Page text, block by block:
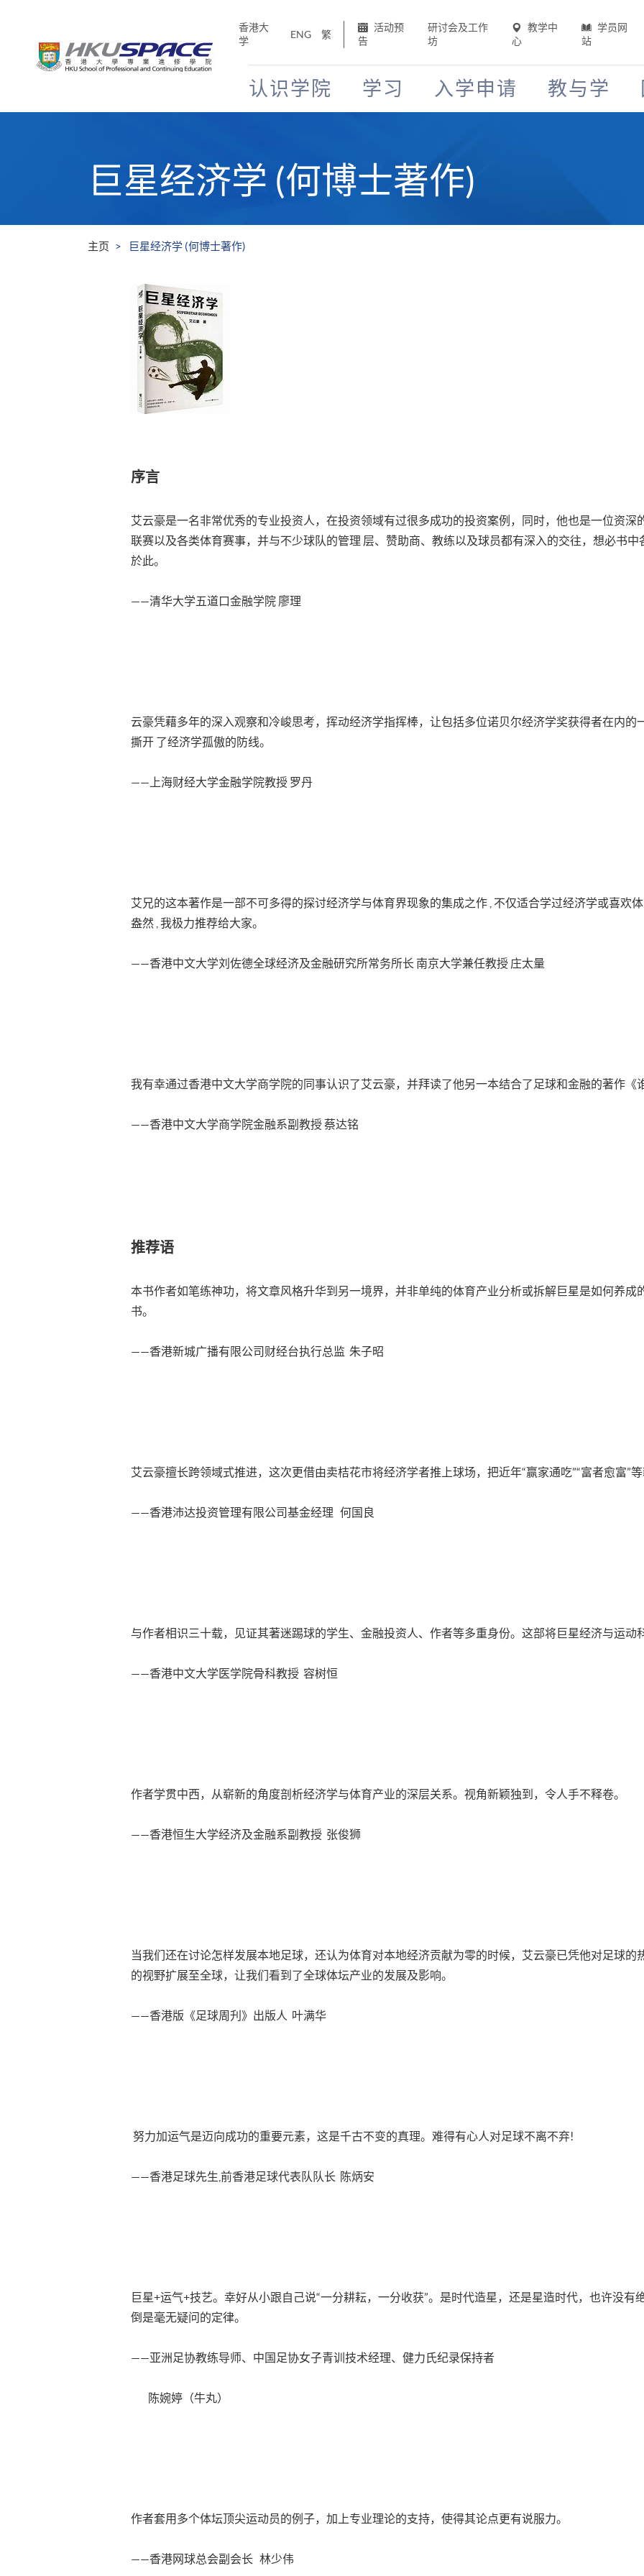
香港大
学
ENG 繁
活动预
告
研讨会及工作
坊
教学中
心
学员网
站
认识学院 学习 入学申请 教与学
巨星经济学 (何博士著作)
主页 巨星经济学 (何博士著作)
序言
艾云豪是一名非常优秀的专业投资人，在投资领域有过很多成功的投资案例，同时，他也是一位资深
联赛以及各类体育赛事，并与不少球队的管理 层、赞助商、教练以及球员都有深入的交往，想必书
於此。
——清华大学五道口金融学院 廖理
云豪凭藉多年的深入观察和冷峻思考，挥动经济学指挥棒，让包括多位诺贝尔经济学奖获得者在内的
撕开 了经济学孤傲的防线。
——上海财经大学金融学院教授 罗丹
艾兄的这本著作是一部不可多得的探讨经济学与体育界现象的集成之作 , 不仅适合学过经济学或喜欢
盎然 , 我极力推荐给大家。
——香港中文大学刘佐德全球经济及金融研究所常务所长 南京大学兼任教授 庄太量
我有幸通过香港中文大学商学院的同事认识了艾云豪，并拜读了他另一本结合了足球和金融的著作《
——香港中文大学商学院金融系副教授 蔡达铭
推荐语
本书作者如笔练神功，将文章风格升华到另一境界，并非单纯的体育产业分析或拆解巨星是如何养成
书。
——香港新城广播有限公司财经台执行总监 朱子昭
艾云豪擅长跨领域式推进，这次更借由卖桔花市将经济学者推上球场，把近年“赢家通吃”“富者愈富”等
——香港沛达投资管理有限公司基金经理 何国良
与作者相识三十载，见证其著迷踢球的学生、金融投资人、作者等多重身份。这部将巨星经济与运动
——香港中文大学医学院骨科教授 容树恒
作者学贯中西，从崭新的角度剖析经济学与体育产业的深层关系。视角新颖独到，令人手不释卷。
——香港恒生大学经济及金融系副教授 张俊狮
当我们还在讨论怎样发展本地足球，还认为体育对本地经济贡献为零的时候，艾云豪已凭他对足球的
的视野扩展至全球，让我们看到了全球体坛产业的发展及影响。
——香港版《足球周刋》出版人 叶满华
努力加运气是迈向成功的重要元素，这是千古不变的真理。难得有心人对足球不离不弃!
——香港足球先生,前香港足球代表队队长 陈炳安
巨星+运气+技艺。幸好从小跟自己说“一分耕耘，一分收获”。是时代造星，还是星造时代，也许没有
倒是毫无疑问的定律。
——亚洲足协教练导师、中国足协女子青训技术经理、健力氏纪录保持者
陈婉婷（牛丸）
作者套用多个体坛顶尖运动员的例子，加上专业理论的支持，使得其论点更有说服力。
——香港网球总会副会长 林少伟